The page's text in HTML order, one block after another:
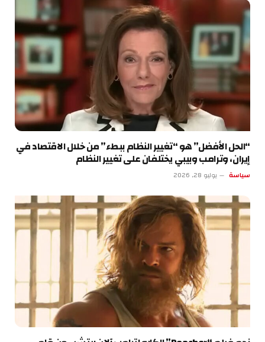
“الحل الأفضل” هو “تغيير النظام ببطء” من خلال الاقتصاد في
إيران، وترامب وبيبي يختلفان على تغيير النظام
سياسة يوليو 28, 2026